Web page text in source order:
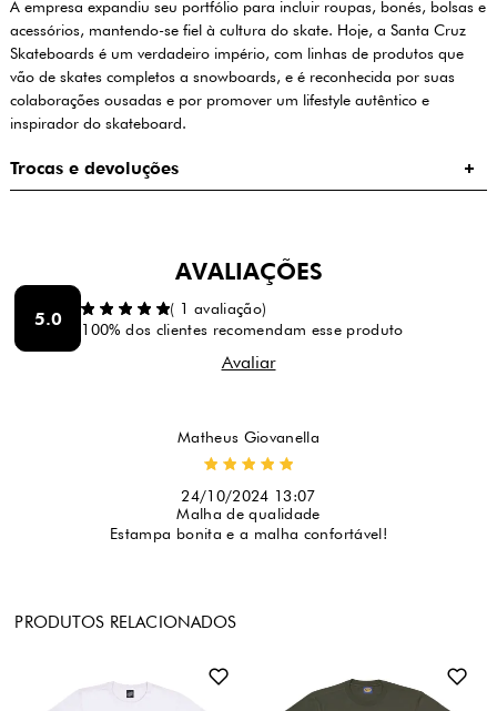
A empresa expandiu seu portfólio para incluir roupas, bonés, bolsas e
acessórios, mantendo-se fiel à cultura do skate. Hoje, a Santa Cruz
Skateboards é um verdadeiro império, com linhas de produtos que
vão de skates completos a snowboards, e é reconhecida por suas
colaborações ousadas e por promover um lifestyle autêntico e
inspirador do skateboard.
Trocas e devoluções
AVALIAÇÕES
5.0 ( 1 avaliação)
100% dos clientes recomendam esse produto
Matheus Giovanella
24/10/2024 13:07
Malha de qualidade
Estampa bonita e a malha confortável!
PRODUTOS RELACIONADOS